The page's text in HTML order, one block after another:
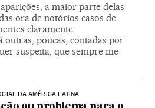
a maior parte delas
ora de notórios casos de
claramente
outras, poucas, contadas por
suspeita, que sempre me
DA AMÉRICA LATINA